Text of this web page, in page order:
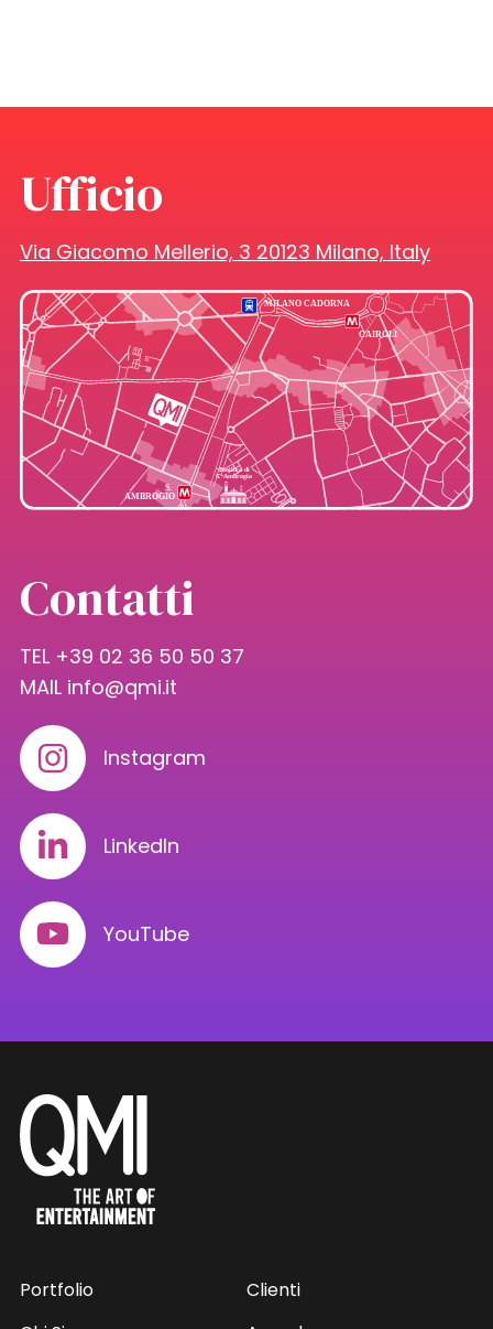
Ufficio
Via Giacomo Mellerio, 3 20123 Milano, Italy
Contatti
TEL +39 02 36 50 50 37
MAIL info@qmi.it
Instagram
LinkedIn
YouTube
Portfolio
Clienti